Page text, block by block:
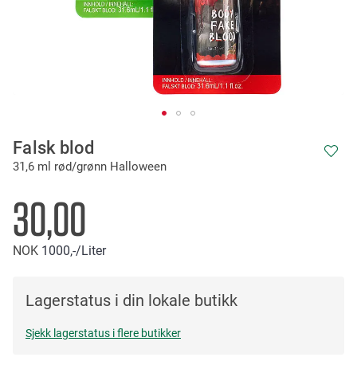
Falsk blod
31,6 ml rød/grønn Halloween
30,00
NOK 1000,-/Liter
Lagerstatus i din lokale butikk
Sjekk lagerstatus i flere butikker
to
the
of
the
images
gallery